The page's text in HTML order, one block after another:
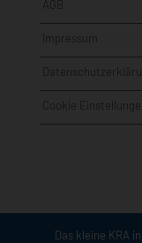
Das kleine KRA